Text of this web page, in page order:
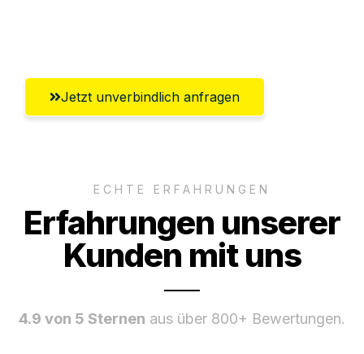
Jetzt unverbindlich anfragen
ECHTE ERFAHRUNGEN
Erfahrungen unserer
Kunden mit uns
4.9 von 5 Sternen aus über 800+ Bewertungen.